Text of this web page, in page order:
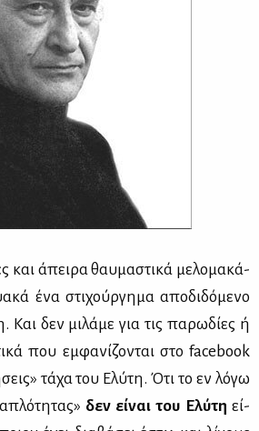
και άπει­ρα θαυ­μα­στι­κά με­λο­μα­κά­
ένα στι­χούρ­γη­μα απο­δι­δό­με­νο
Και δεν μι­λά­με για τις πα­ρω­δί­ες ή
που εμ­φα­νί­ζο­νται στο facebook
τά­χα του Ελύ­τη. Ότι το εν λό­γω
δεν εί­ναι του Ελύ­τη εί­